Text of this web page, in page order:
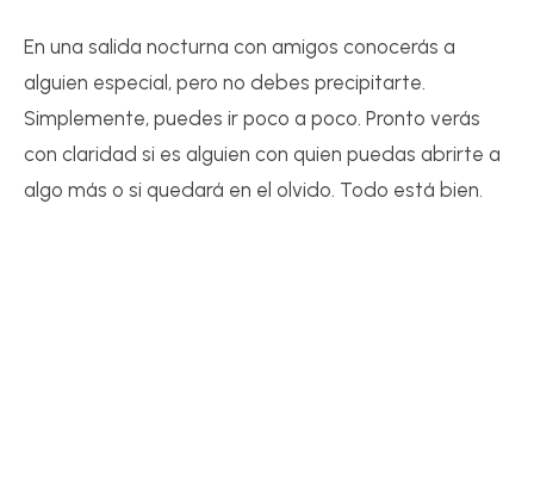
En una salida nocturna con amigos conocerás a
alguien especial, pero no debes precipitarte.
Simplemente, puedes ir poco a poco. Pronto verás
con claridad si es alguien con quien puedas abrirte a
algo más o si quedará en el olvido. Todo está bien.